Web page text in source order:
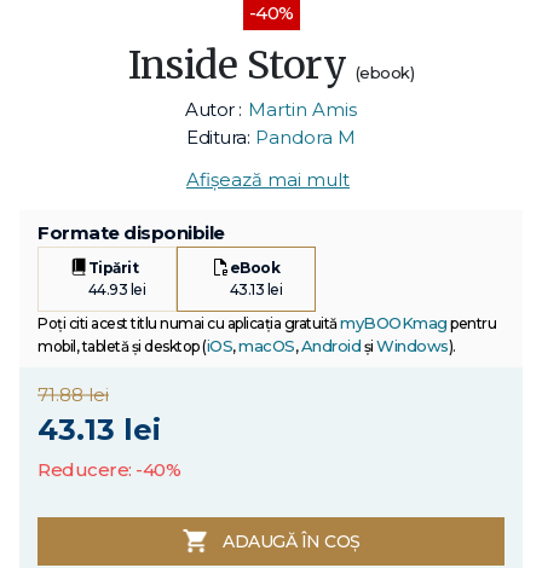
-40%
Inside Story (ebook)
Autor : Martin Amis
Editura: Pandora M
Afișează mai mult
Formate disponibile
Tipărit
44.93 lei
eBook
43.13 lei
Poți citi acest titlu numai cu aplicația gratuitămyBOOKmag pentru
mobil, tabletă și desktop (iOS,macOS,Android și Windows).
71.88 lei
43.13 lei
Reducere: -40%
ADAUGĂ ÎN COȘ